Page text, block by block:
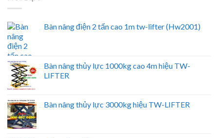
Bàn nâng điện 2 tấn cao 1m tw-lifter (Hw2001)
Bàn nâng thủy lực 1000kg cao 4m hiệu TW-
LIFTER
Bàn nâng thủy lực 3000kg hiệu TW-LIFTER